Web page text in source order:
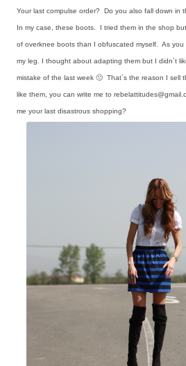
Your last compulse order? Do you also fall down in
In my case, these boots. I tried them in the shop
of overknee boots than I obfuscated myself. As
my leg. I thought about adapting them but I didn´t
mistake of the last week 🙁 That´s the reason I sell
like them, you can write me to
me your last disastrous shopping?